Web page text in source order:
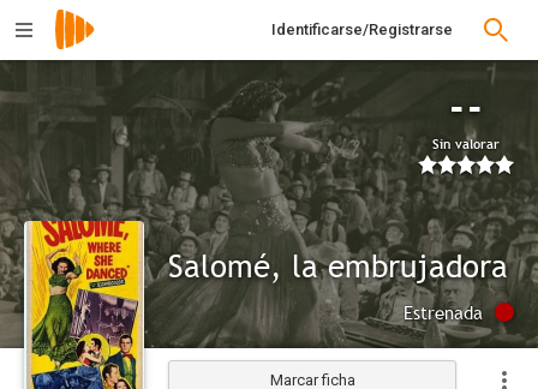
Identificarse/Registrarse
--
Sin valorar
Salomé, la embrujadora
Estrenada
Marcar ficha